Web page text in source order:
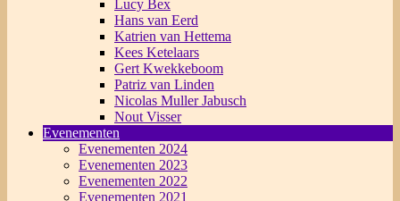
Lucy Bex
Hans van Eerd
Katrien van Hettema
Kees Ketelaars
Gert Kwekkeboom
Patriz van Linden
Nicolas Muller Jabusch
Nout Visser
Evenementen
Evenementen 2024
Evenementen 2023
Evenementen 2022
Evenementen 2021